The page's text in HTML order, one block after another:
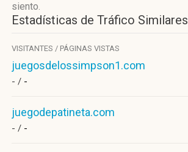
siento.
Estadísticas de Tráfico Similares
VISITANTES / PÁGINAS VISTAS
juegosdelossimpson1.com
- / -
juegodepatineta.com
- / -